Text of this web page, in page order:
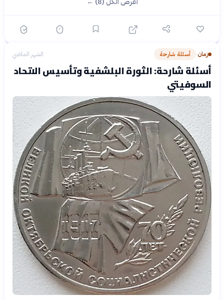
زمان› أسئلة شارحة الشهر الماضي
أسئلة شارحة: الثورة البلشفية وتأسيس الاتحاد
السوفيتي